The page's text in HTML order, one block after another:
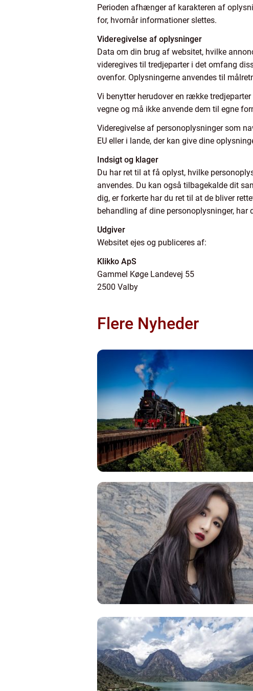
Perioden afhænger af karakteren af
for, hvornår informationer slettes.
Videregivelse af oplysninger
Data om din brug af websitet, hvilke
videregives til tredjeparter i det omfang
ovenfor. Oplysningerne anvendes til
Vi benytter herudover en række
vegne og må ikke anvende dem til egne
Videregivelse af personoplysninger som
EU eller i lande, der kan give dine
Indsigt og klager
Du har ret til at få oplyst, hvilke
anvendes. Du kan også tilbagekalde dit
dig, er forkerte har du ret til at de bliver
behandling af dine personoplysninger,
Udgiver
Websitet ejes og publiceres af:
Klikko ApS
Gammel Køge Landevej 55
2500 Valby
Flere Nyheder